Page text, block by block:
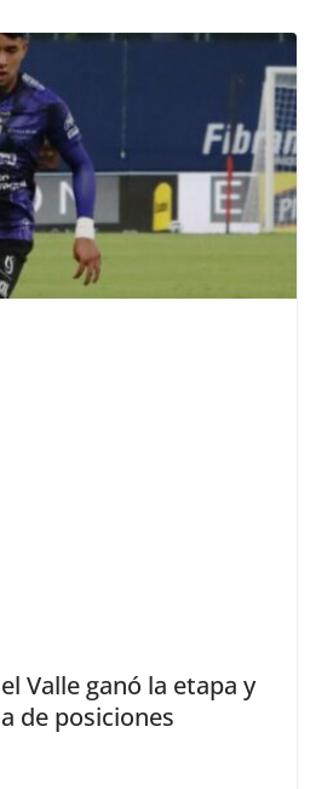
Valle ganó la etapa y
de posiciones